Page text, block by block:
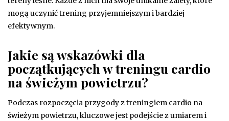
mogą uczynić trening przyjemniejszym i bardziej
efektywnym.
Jakie są wskazówki dla
początkujących w treningu cardio
na świeżym powietrzu?
Podczas rozpoczęcia przygody z treningiem cardio na
świeżym powietrzu, kluczowe jest podejście z umiarem i